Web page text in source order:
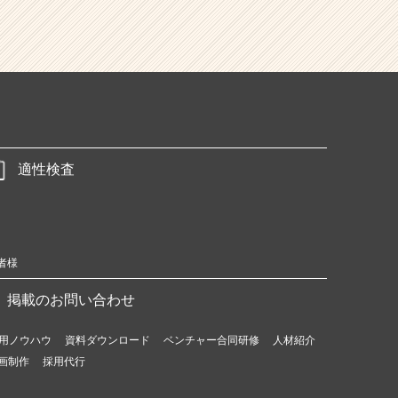
適性検査
様
掲載のお問い合わせ
ノウハウ 資料ダウンロード ベンチャー合同研修
人材紹介
制作
採用代行